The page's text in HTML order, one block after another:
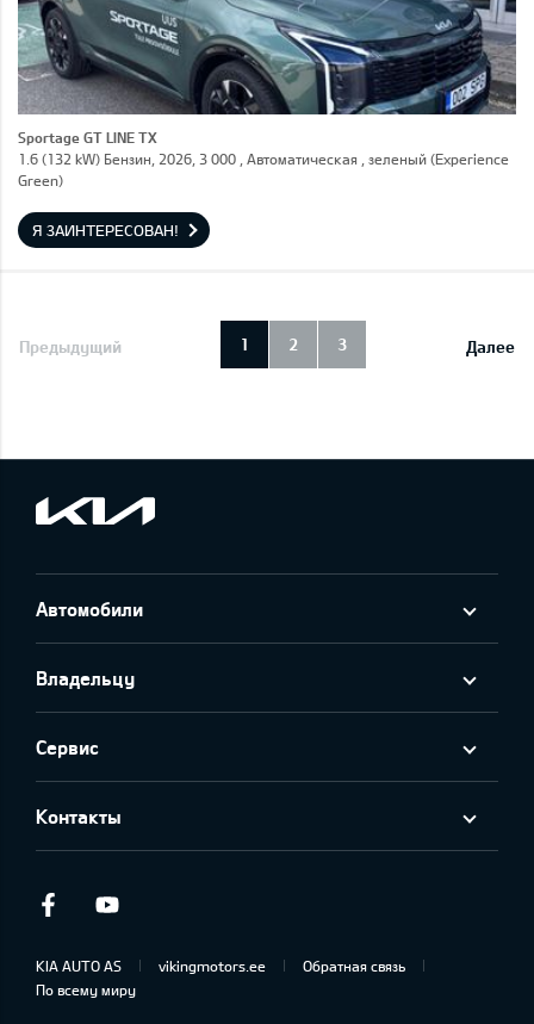
Sportage GT LINE TX
1.6 (132 kW) Бензин, 2026, 3 000 , Автоматическая , зеленый (Experience
Green)
Я ЗАИНТЕРЕСОВАН!
Предыдущий Далее
1 2 3
Автомобили
Владельцу
Сервис
Контакты
Facebook
KIA AUTO AS vikingmotors.ee
Обратная связь
По всему миру